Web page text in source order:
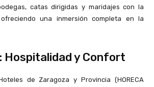
catas dirigidas y maridajes con la
una inmersión completa en la
Hospitalidad y Confort
de Zaragoza y Provincia (HORECA